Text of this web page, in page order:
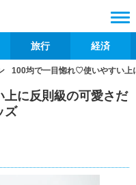
旅行 経済
100均で一目惚れ♡使いやすい上
に反則級の可愛さだ
ズ